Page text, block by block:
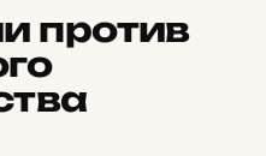
против